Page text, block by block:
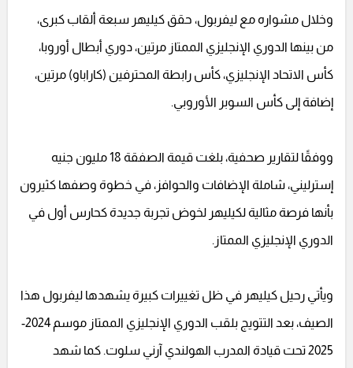
وخلال مشواره مع ليفربول، حقق كيليهر سبعة ألقاب كبرى،
من بينها الدوري الإنجليزي الممتاز مرتين، دوري أبطال أوروبا،
كأس الاتحاد الإنجليزي، كأس رابطة المحترفين (كاراباو) مرتين،
إضافة إلى كأس السوبر الأوروبي.
ووفقًا لتقارير صحفية، بلغت قيمة الصفقة 18 مليون جنيه
إسترليني، شاملة الإضافات والحوافز، في خطوة وصفها كثيرون
بأنها فرصة مثالية لكيليهر لخوض تجربة جديدة كحارس أول في
الدوري الإنجليزي الممتاز.
ويأتي رحيل كيليهر في ظل تغييرات كبيرة يشهدها ليفربول هذا
الصيف، بعد التتويج بلقب الدوري الإنجليزي الممتاز موسم 2024-
2025 تحت قيادة المدرب الهولندي آرني سلوت. كما شهد